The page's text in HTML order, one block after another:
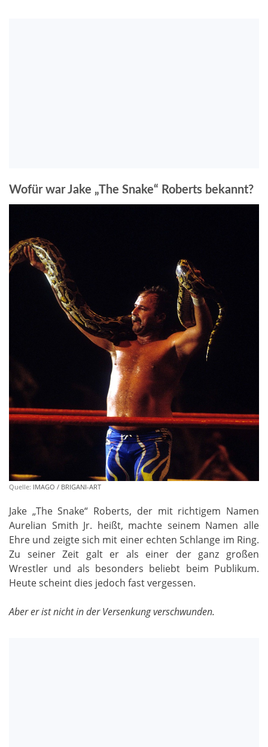
Wofür war Jake „The Snake“ Roberts bekannt?
Quelle: IMAGO / BRIGANI-ART
Jake „The Snake“ Roberts, der mit richtigem Namen
Aurelian Smith Jr. heißt, machte seinem Namen alle
Ehre und zeigte sich mit einer echten Schlange im Ring.
Zu seiner Zeit galt er als einer der ganz großen
Wrestler und als besonders beliebt beim Publikum.
Heute scheint dies jedoch fast vergessen.
Aber er ist nicht in der Versenkung verschwunden.